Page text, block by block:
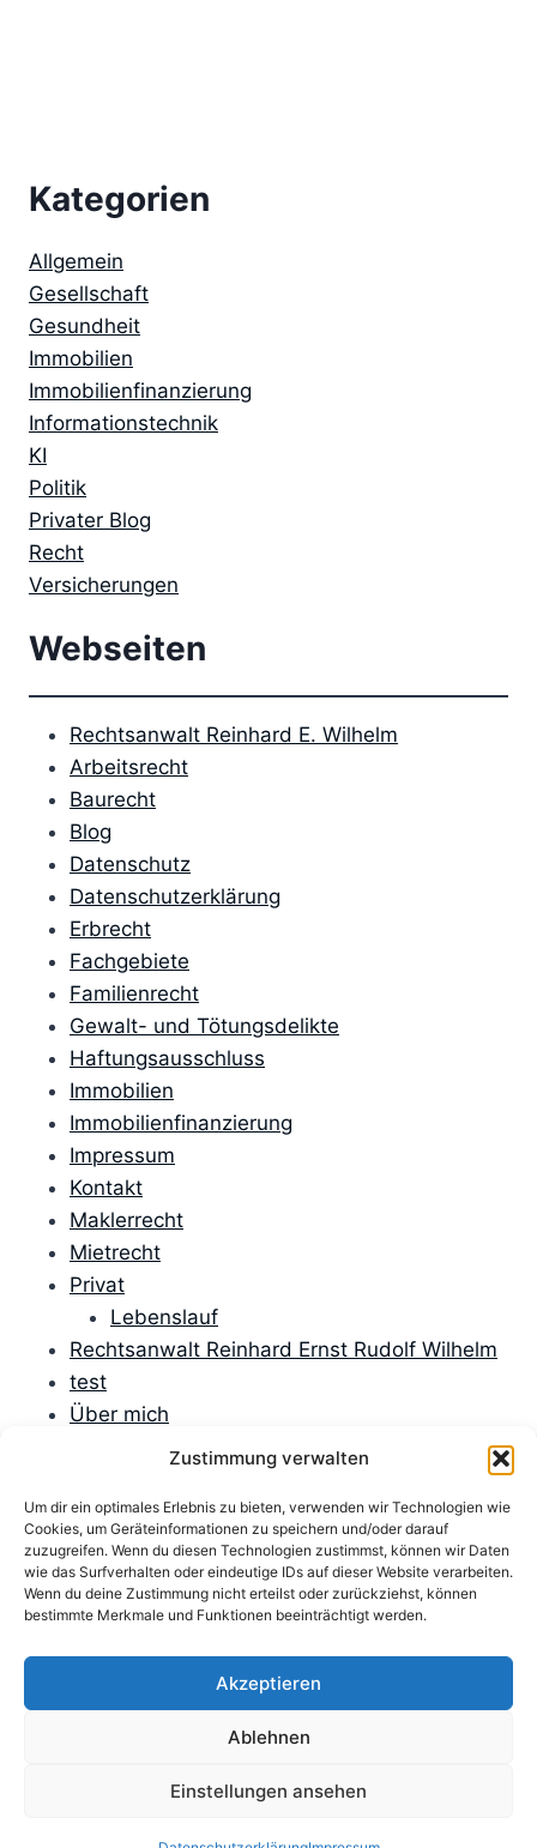
Zustimmung verwalten
Um dir ein optimales Erlebnis zu bieten, verwenden wir Technologien wie
Cookies, um Geräteinformationen zu speichern und/oder darauf
zuzugreifen. Wenn du diesen Technologien zustimmst, können wir Daten
wie das Surfverhalten oder eindeutige IDs auf dieser Website verarbeiten.
Wenn du deine Zustimmung nicht erteilst oder zurückziehst, können
bestimmte Merkmale und Funktionen beeinträchtigt werden.
Akzeptieren
Ablehnen
Einstellungen ansehen
Kategorien
Allgemein
Gesellschaft
Gesundheit
Immobilien
Immobilienfinanzierung
Informationstechnik
KI
Politik
Privater Blog
Recht
Versicherungen
Webseiten
Rechtsanwalt Reinhard E. Wilhelm
Arbeitsrecht
Baurecht
Blog
Datenschutz
Datenschutzerklärung
Erbrecht
Fachgebiete
Familienrecht
Gewalt- und Tötungsdelikte
Haftungsausschluss
Immobilien
Immobilienfinanzierung
Impressum
Kontakt
Maklerrecht
Mietrecht
Privat
Lebenslauf
Rechtsanwalt Reinhard Ernst Rudolf Wilhelm
test
Über mich
Unfallversicherungen
Verfassungsrecht
Versicherungen
Versicherungsrecht
Willkommen
Zivilprozessrecht
Datenschutzerklärung